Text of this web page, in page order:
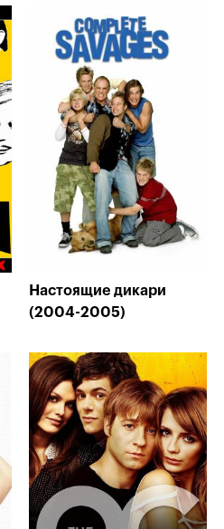
Настоящие дикари
(2004-2005)